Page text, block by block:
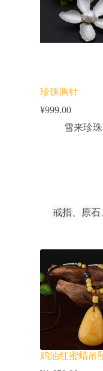
珍珠胸针
¥999.00
雪来珍珠
戒指、原
鸡油红蜜蜡吊